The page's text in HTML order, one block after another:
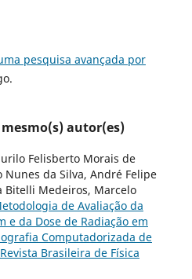
pesquisa avançada por
autor(es)
Felisberto Morais de
Nunes da Silva, André Felipe
Bitelli Medeiros, Marcelo
de Avaliação da
e da Dose de Radiação em
Computadorizada de
Revista Brasileira de Física